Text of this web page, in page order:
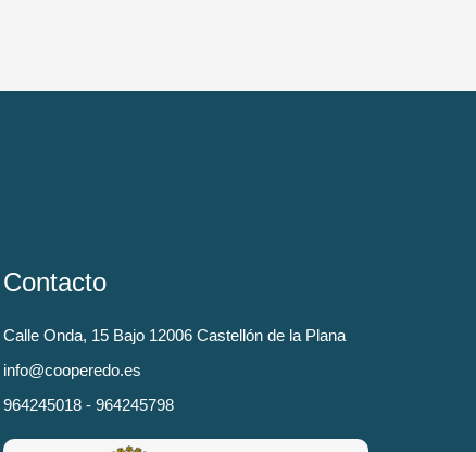
Contacto
Calle Onda, 15 Bajo 12006 Castellón de la Plana
info@cooperedo.es
964245018 - 964245798